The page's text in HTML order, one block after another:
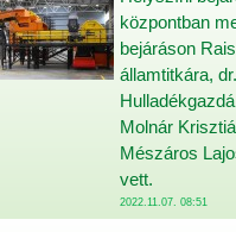
központban
bejáráson
államtitkára,
Molnár
Mészáros
vett.
2022.11.07. 08:51